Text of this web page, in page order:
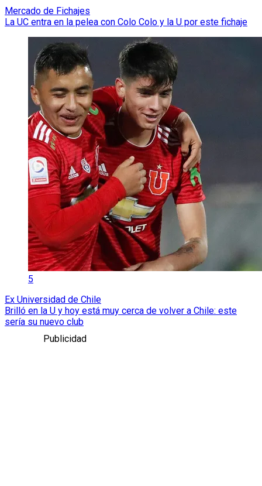
Mercado de Fichajes
La UC entra en la pelea con Colo Colo y la U por este fichaje
5
Ex Universidad de Chile
Brilló en la U y hoy está muy cerca de volver a Chile: este
sería su nuevo club
Publicidad